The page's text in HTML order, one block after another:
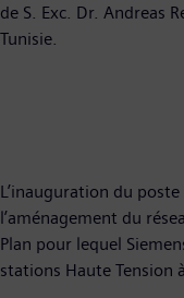
de S. Exc. Dr. Andreas
Tunisie.
L’inauguration du poste
l’aménagement du
Plan pour lequel
stations Haute Tension